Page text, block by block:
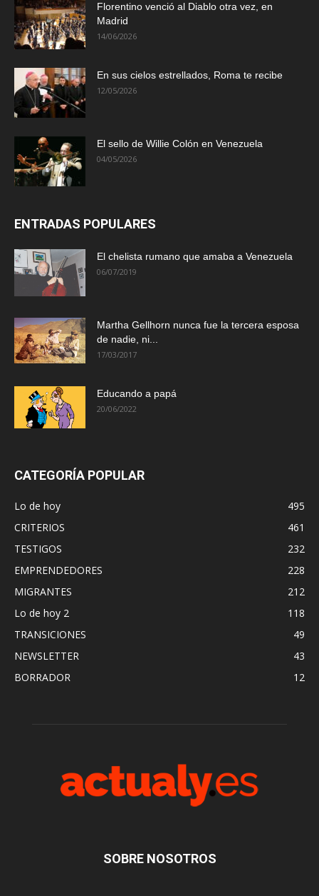
Florentino venció al Diablo otra vez, en
Madrid
14/06/2026
En sus cielos estrellados, Roma te recibe
12/05/2026
El sello de Willie Colón en Venezuela
04/05/2026
ENTRADAS POPULARES
El chelista rumano que amaba a Venezuela
06/07/2019
Martha Gellhorn nunca fue la tercera esposa
de nadie, ni...
17/03/2017
Educando a papá
20/06/2022
CATEGORÍA POPULAR
Lo de hoy
495
CRITERIOS
461
TESTIGOS
232
EMPRENDEDORES
228
MIGRANTES
212
Lo de hoy 2
118
TRANSICIONES
49
NEWSLETTER
43
BORRADOR
12
SOBRE NOSOTROS